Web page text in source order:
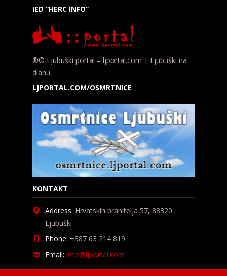
IED “HERC INFO”
®© Ljubuški portal – ljportal.com | Ljubuški na
dlanu
LJPORTAL.COM/OSMRTNICE
KONTAKT
Address: Hrvatskih branitelja 57, 88320
Ljubuški
Phone: +387 63 214 819
Email: info@ljportal.com